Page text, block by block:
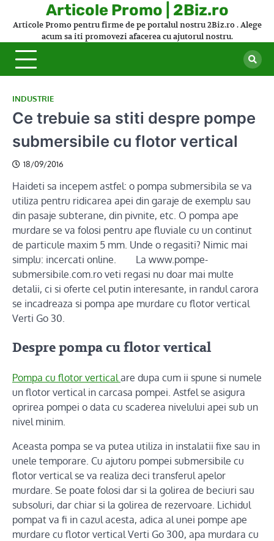
Articole Promo | 2Biz.ro
Articole Promo pentru firme de pe portalul nostru 2Biz.ro . Alege
acum sa iti promovezi afacerea cu ajutorul nostru.
INDUSTRIE
Ce trebuie sa stiti despre pompe
submersibile cu flotor vertical
18/09/2016
Haideti sa incepem astfel: o pompa submersibila se va
utiliza pentru ridicarea apei din garaje de exemplu sau
din pasaje subterane, din pivnite, etc. O pompa ape
murdare se va folosi pentru ape fluviale cu un continut
de particule maxim 5 mm. Unde o regasiti? Nimic mai
simplu: incercati online. La www.pompe-
submersibile.com.ro veti regasi nu doar mai multe
detalii, ci si oferte cel putin interesante, in randul carora
se incadreaza si pompa ape murdare cu flotor vertical
Verti Go 30.
Despre pompa cu flotor vertical
Pompa cu flotor vertical are dupa cum ii spune si numele
un flotor vertical in carcasa pompei. Astfel se asigura
oprirea pompei o data cu scaderea nivelului apei sub un
nivel minim.
Aceasta pompa se va putea utiliza in instalatii fixe sau in
unele temporare. Cu ajutoru pompei submersibile cu
flotor vertical se va realiza deci transferul apelor
murdare. Se poate folosi dar si la golirea de beciuri sau
subsoluri, dar chiar si la golirea de rezervoare. Lichidul
pompat va fi in cazul acesta, adica al unei pompe ape
murdare cu flotor vertical Verti Go 300, apa murdara cu